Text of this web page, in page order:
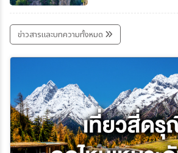
ไปด้วยเสน่ห์ จางเจียเจี้
สักครั้งในชีวิตจางเจียเ
ดังด้วยแท่งหินทรายสูง
ทัศนียภาพแปลกตาราว
Avatar สูดอากาศบริ
ที่สวยงามในทุกฤดูกาล
ข่าวสารและบทความทั้งหมด